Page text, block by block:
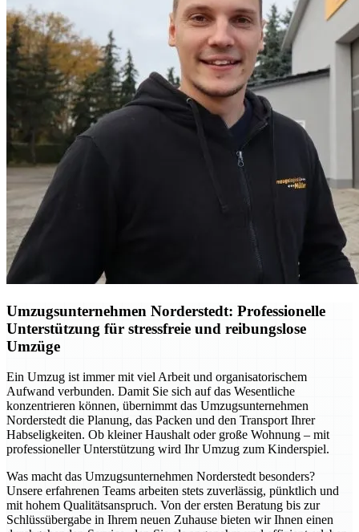
Umzugsunternehmen Norderstedt: Professionelle
Unterstützung für stressfreie und reibungslose
Umzüge
Ein Umzug ist immer mit viel Arbeit und organisatorischem
Aufwand verbunden. Damit Sie sich auf das Wesentliche
konzentrieren können, übernimmt das Umzugsunternehmen
Norderstedt die Planung, das Packen und den Transport Ihrer
Habseligkeiten. Ob kleiner Haushalt oder große Wohnung – mit
professioneller Unterstützung wird Ihr Umzug zum Kinderspiel.
Was macht das Umzugsunternehmen Norderstedt besonders?
Unsere erfahrenen Teams arbeiten stets zuverlässig, pünktlich und
mit hohem Qualitätsanspruch. Von der ersten Beratung bis zur
Schlüssübergabe in Ihrem neuen Zuhause bieten wir Ihnen einen